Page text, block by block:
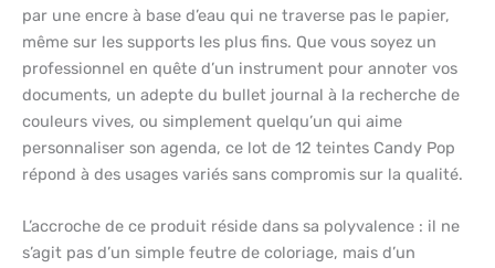
par une encre à base d’eau qui ne traverse pas le papier,
même sur les supports les plus fins. Que vous soyez un
professionnel en quête d’un instrument pour annoter vos
documents, un adepte du bullet journal à la recherche de
couleurs vives, ou simplement quelqu’un qui aime
personnaliser son agenda, ce lot de 12 teintes Candy Pop
répond à des usages variés sans compromis sur la qualité.
L’accroche de ce produit réside dans sa polyvalence : il ne
s’agit pas d’un simple feutre de coloriage, mais d’un